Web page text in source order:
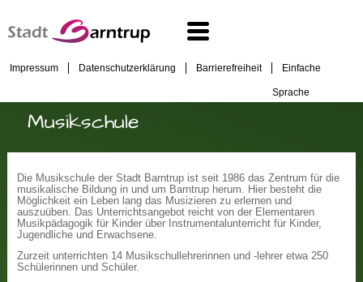
Impressum Datenschutzerklärung Barrierefreiheit Einfache
Sprache
Musikschule
Die Musikschule der Stadt Barntrup ist seit 1986 das Zentrum für die
musikalische Bildung in und um Barntrup herum. Hier besteht die
Möglichkeit ein Leben lang das Musizieren zu erlernen und
auszuüben. Das Unterrichtsangebot reicht von der Elementaren
Musikpädagogik für Kinder über Instrumentalunterricht für Kinder,
Jugendliche und Erwachsene.
Zurzeit unterrichten 14 Musikschullehrerinnen und -lehrer etwa 250
Schülerinnen und Schüler.